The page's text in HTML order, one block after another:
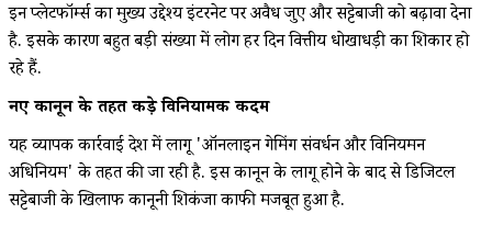
इन प्लेटफॉर्म्स का मुख्य उद्देश्य इंटरनेट पर अवैध जुए और सट्टेबाजी को बढ़ावा देना
है. इसके कारण बहुत बड़ी संख्या में लोग हर दिन वित्तीय धोखाधड़ी का शिकार हो
रहे हैं.
नए कानून के तहत कड़े विनियामक कदम
यह व्यापक कार्रवाई देश में लागू 'ऑनलाइन गेमिंग संवर्धन और विनियमन
अधिनियम' के तहत की जा रही है. इस कानून के लागू होने के बाद से डिजिटल
सट्टेबाजी के खिलाफ कानूनी शिकंजा काफी मजबूत हुआ है.